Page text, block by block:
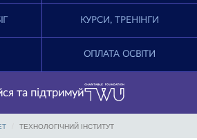
i
a
КУРСИ, ТРЕНІНГИ
ОПЛАТА ОСВІТИ
та підтримуй
ТЕХНОЛОГІЧНИЙ ІНСТИТУТ